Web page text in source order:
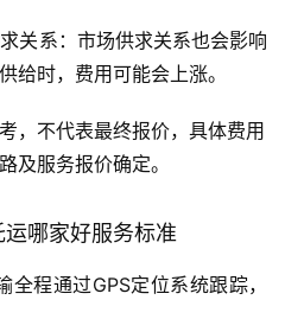
关系：市场供求关系也会影响
给时，费用可能会上涨。
，不代表最终报价，具体费用
及服务报价确定。
哪家好服务标准
全程通过GPS定位系统跟踪，